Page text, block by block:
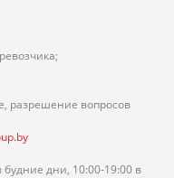
разрешение вопросов
дни, 10:00-19:00 в